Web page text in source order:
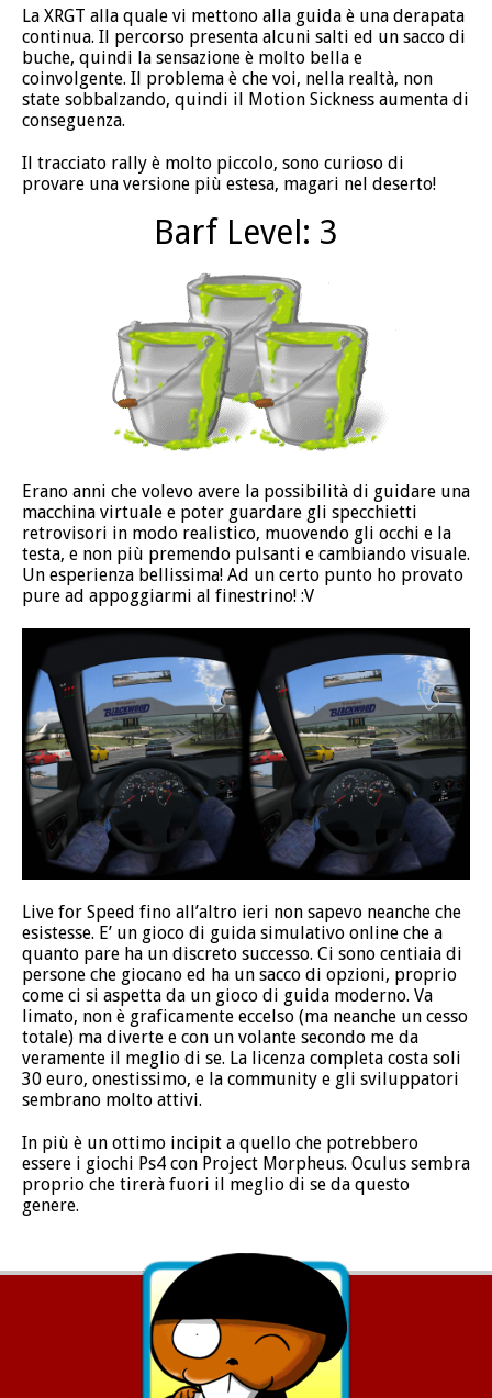
La XRGT alla quale vi mettono alla guida è una derapata
continua. Il percorso presenta alcuni salti ed un sacco di
buche, quindi la sensazione è molto bella e
coinvolgente. Il problema è che voi, nella realtà, non
state sobbalzando, quindi il Motion Sickness aumenta di
conseguenza.
Il tracciato rally è molto piccolo, sono curioso di
provare una versione più estesa, magari nel deserto!
Barf Level: 3
Erano anni che volevo avere la possibilità di guidare una
macchina virtuale e poter guardare gli specchietti
retrovisori in modo realistico, muovendo gli occhi e la
testa, e non più premendo pulsanti e cambiando visuale.
Un esperienza bellissima! Ad un certo punto ho provato
pure ad appoggiarmi al finestrino! :V
Live for Speed fino all’altro ieri non sapevo neanche che
esistesse. E’ un gioco di guida simulativo online che a
quanto pare ha un discreto successo. Ci sono centiaia di
persone che giocano ed ha un sacco di opzioni, proprio
come ci si aspetta da un gioco di guida moderno. Va
limato, non è graficamente eccelso (ma neanche un cesso
totale) ma diverte e con un volante secondo me da
veramente il meglio di se. La licenza completa costa soli
30 euro, onestissimo, e la community e gli sviluppatori
sembrano molto attivi.
In più è un ottimo incipit a quello che potrebbero
essere i giochi Ps4 con Project Morpheus. Oculus sembra
proprio che tirerà fuori il meglio di se da questo
genere.